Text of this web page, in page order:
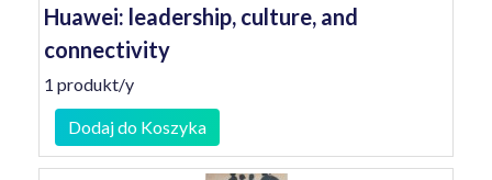
Huawei: leadership, culture, and
connectivity
1 produkt/y
Dodaj do Koszyka